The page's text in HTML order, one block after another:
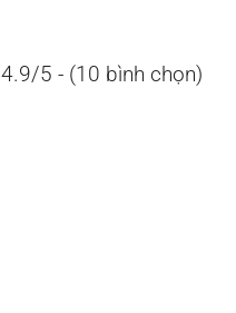
4.9/5 - (10 bình chọn)